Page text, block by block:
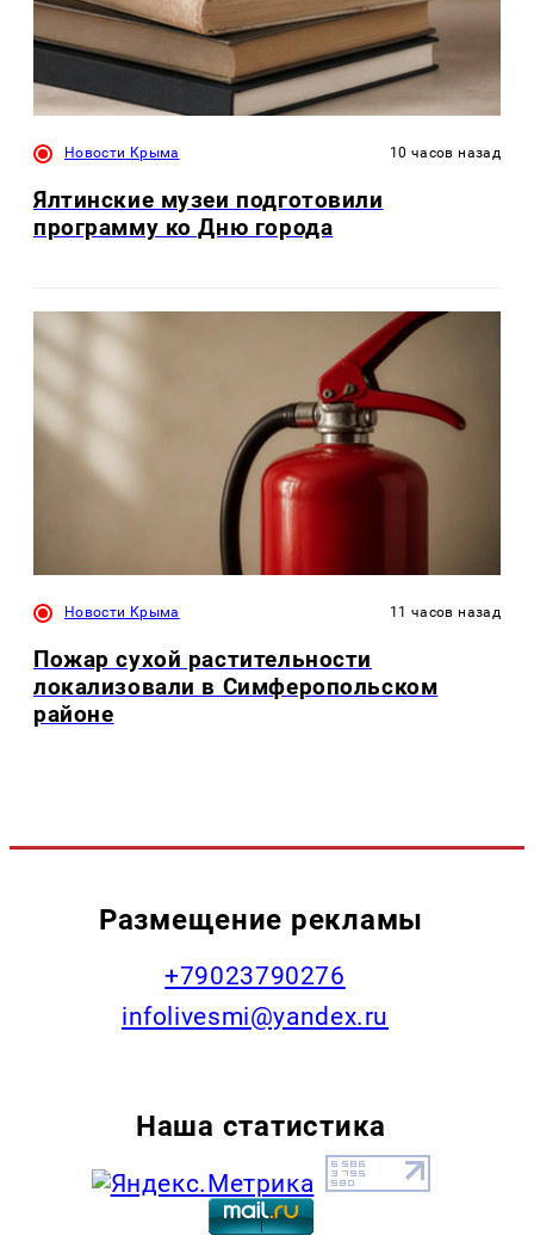
Новости Крыма 10 часов назад
Ялтинские музеи подготовили
программу ко Дню города
Новости Крыма 11 часов назад
Пожар сухой растительности
локализовали в Симферопольском
районе
Размещение рекламы
+79023790276
infolivesmi@yandex.ru
Наша статистика